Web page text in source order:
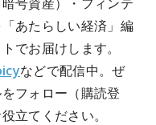
あたらしい経済」編
でお届けします。
などで配信中。ぜ
フォロー（購読登
立てください。